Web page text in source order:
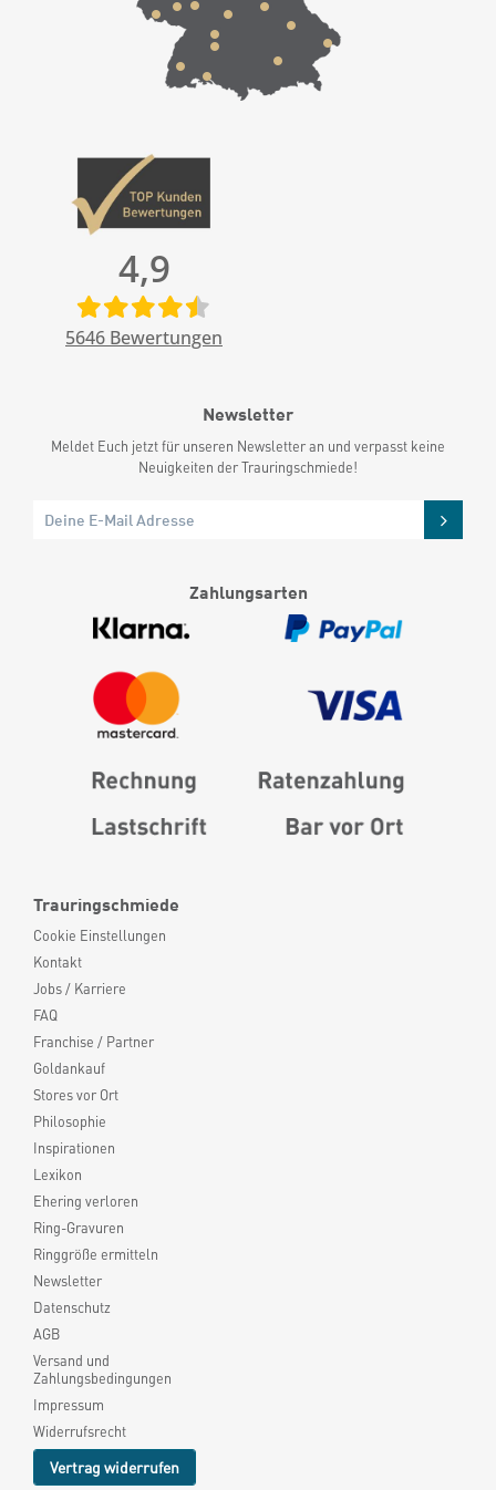
Trauringschmiede
Cookie Einstellungen
Kontakt
Jobs / Karriere
FAQ
Franchise / Partner
Goldankauf
Stores vor Ort
Philosophie
Inspirationen
Lexikon
Ehering verloren
Ring-Gravuren
Ringgröße ermitteln
Newsletter
Datenschutz
AGB
Versand und
Zahlungsbedingungen
Impressum
Widerrufsrecht
Vertrag widerrufen
4,9
5646 Bewertungen
Newsletter
Meldet Euch jetzt für unseren Newsletter an und verpasst keine
Neuigkeiten der Trauringschmiede!
Zahlungsarten